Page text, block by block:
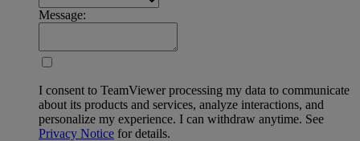
Message:
I consent to TeamViewer processing my data to communicate
about its products and services, analyze interactions, and
personalize my experience. I can withdraw anytime. See
Privacy Notice for details.